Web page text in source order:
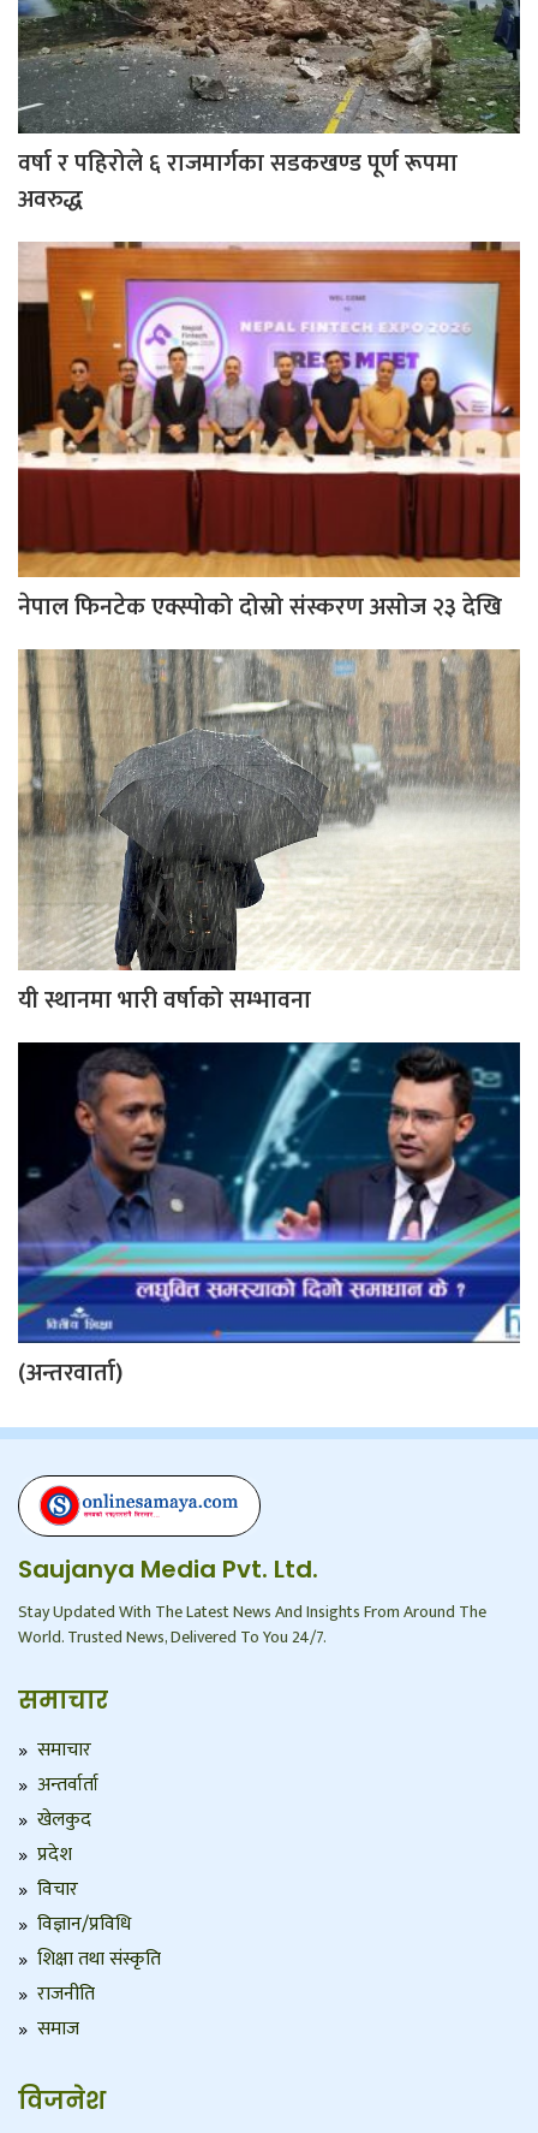
वर्षा र पहिरोले ६ राजमार्गका सडकखण्ड पूर्ण रूपमा
अवरुद्ध
नेपाल फिनटेक एक्स्पोको दोस्रो संस्करण असोज २३ देखि
यी स्थानमा भारी वर्षाको सम्भावना
(अन्तरवार्ता)
Saujanya Media Pvt. Ltd.
Stay Updated With The Latest News And Insights From Around The
World. Trusted News, Delivered To You 24/7.
समाचार
समाचार
अन्तर्वार्ता
खेलकुद
प्रदेश
विचार
विज्ञान/प्रविधि
शिक्षा तथा संस्कृति
राजनीति
समाज
विजनेश